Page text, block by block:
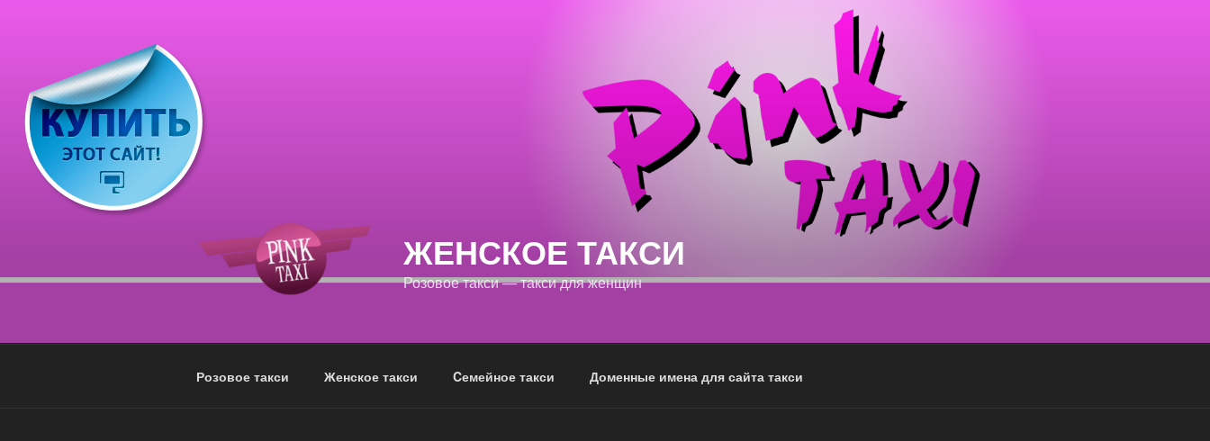
ЖЕНСКОЕ ТАКСИ
Розовое такси — такси для женщин
Розовое такси Женское такси Cемейное такси Доменные имена для сайта такси